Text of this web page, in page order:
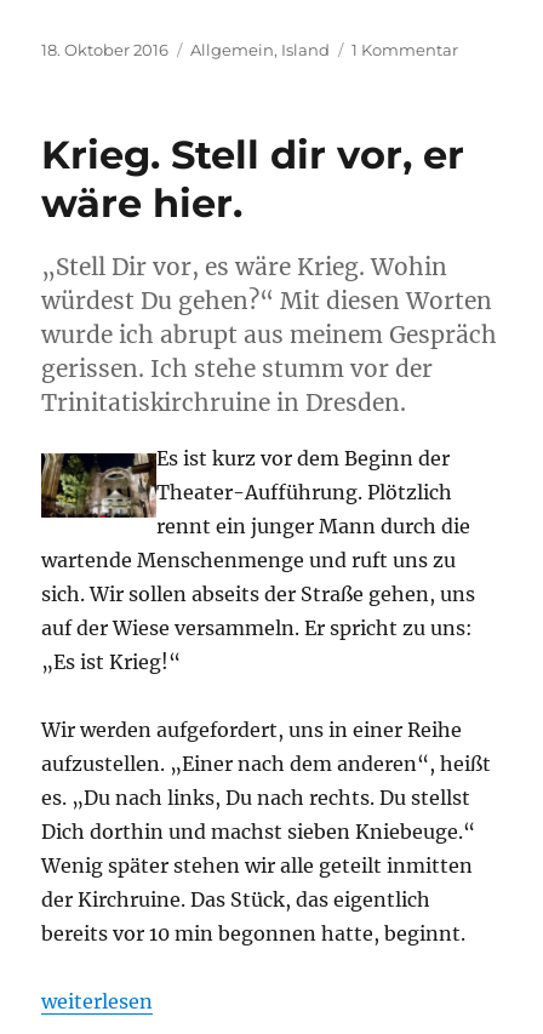
Veröffentlicht
18. Oktober 2016 Kategorien
Allgemein, Island 1 Kommentarzu
Hverfjall
Krieg. Stell dir vor, er
wäre hier.
„Stell Dir vor, es wäre Krieg. Wohin
würdest Du gehen?“ Mit diesen Worten
wurde ich abrupt aus meinem Gespräch
gerissen. Ich stehe stumm vor der
Trinitatiskirchruine in Dresden.
Es ist kurz vor dem Beginn der
Theater-Aufführung. Plötzlich
rennt ein junger Mann durch die
wartende Menschenmenge und ruft uns zu
sich. Wir sollen abseits der Straße gehen, uns
auf der Wiese versammeln. Er spricht zu uns:
„Es ist Krieg!“
Wir werden aufgefordert, uns in einer Reihe
aufzustellen. „Einer nach dem anderen“, heißt
es. „Du nach links, Du nach rechts. Du stellst
Dich dorthin und machst sieben Kniebeuge.“
Wenig später stehen wir alle geteilt inmitten
der Kirchruine. Das Stück, das eigentlich
bereits vor 10 min begonnen hatte, beginnt.
„Krieg. Stell dir vor, er wäre hier.“
weiterlesen